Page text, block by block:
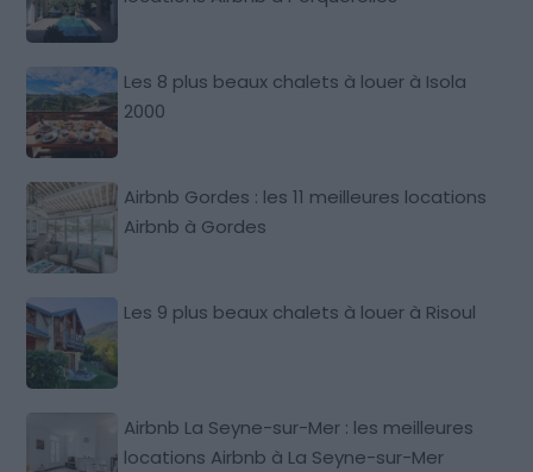
Les 8 plus beaux chalets à louer à Isola
2000
Airbnb Gordes : les 11 meilleures locations
Airbnb à Gordes
Les 9 plus beaux chalets à louer à Risoul
Airbnb La Seyne-sur-Mer : les meilleures
locations Airbnb à La Seyne-sur-Mer